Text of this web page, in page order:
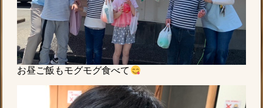
お昼ご飯もモグモグ食べて